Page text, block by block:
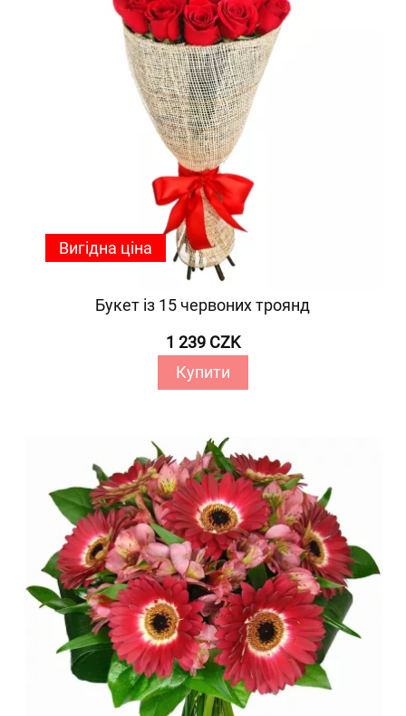
Букет із 15 червоних троянд
1 239 CZK
Купити
Вигідна ціна